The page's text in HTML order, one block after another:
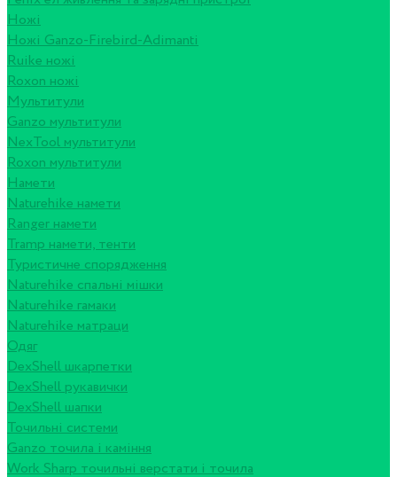
Ножі
Ножі Ganzo-Firebird-Adimanti
Ruike ножі
Roxon ножi
Мультитули
Ganzo мультитули
NexTool мультитули
Roxon мультитули
Намети
Naturehike намети
Ranger намети
Tramp намети, тенти
Туристичне спорядження
Naturehike спальні мішки
Naturehike гамаки
Naturehike матраци
Одяг
DexShell шкарпетки
DexShell рукавички
DexShell шапки
Точильні системи
Ganzo точила і каміння
Work Sharp точильні верстати і точила